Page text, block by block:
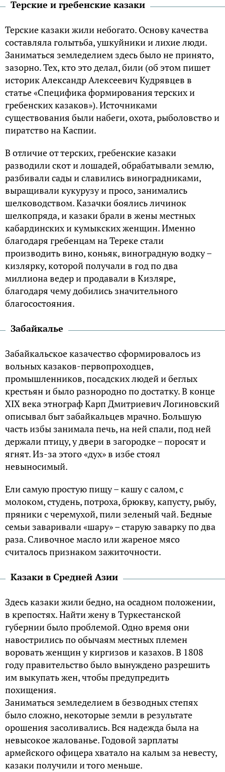
Терские и гребенские казаки
Терские казаки жили небогато. Основу качества
составляла голытьба, ушкуйники и лихие люди.
Заниматься земледелием здесь было не принято,
зазорно. Тех, кто это делал, били (об этом пишет
историк Александр Алексеевич Кудрявцев в
статье «Специфика формирования терских и
гребенских казаков»). Источниками
существования были набеги, охота, рыболовство и
пиратство на Каспии.
В отличие от терских, гребенские казаки
разводили скот и лошадей, обрабатывали землю,
разбивали сады и славились виноградниками,
выращивали кукурузу и просо, занимались
шелководством. Казачки боялись личинок
шелкопряда, и казаки брали в жены местных
кабардинских и кумыкских женщин. Именно
благодаря гребенцам на Тереке стали
производить вино, коньяк, виноградную водку –
кизлярку, которой получали в год по два
миллиона ведер и продавали в Кизляре,
благодаря чему добились значительного
благосостояния.
Забайкалье
Забайкальское казачество сформировалось из
вольных казаков-первопроходцев,
промышленников, посадских людей и беглых
крестьян и было разнородно по достатку. В конце
XIX века этнограф Карп Дмитриевич Логиновский
описывал быт забайкальцев мрачно. Большую
часть избы занимала печь, на ней спали, под ней
держали птицу, у двери в загородке – поросят и
ягнят. Из-за этого «дух» в избе стоял
невыносимый.
Ели самую простую пищу – кашу с салом, с
молоком, студень, потроха, брюкву, капусту, рыбу,
пряники с черемухой, пили зеленый чай. Бедные
семьи заваривали «шару» – старую заварку по два
раза. Сливочное масло или жареное мясо
считалось признаком зажиточности.
Казаки в Средней Азии
Здесь казаки жили бедно, на осадном положении,
в крепостях. Найти жену в Туркестанской
губернии было проблемой. Одно время они
навострились по обычаям местных племен
воровать женщин у киргизов и казахов. В 1808
году правительство было вынуждено разрешить
им выкупать жен, чтобы предупредить
похищения.
Заниматься земледелием в безводных степях
было сложно, некоторые земли в результате
орошения засоливались. Вся надежда была на
невысокое жалованье. Годовой зарплаты
армейского офицера хватало на калым за невесту,
казаки получили и того меньше.